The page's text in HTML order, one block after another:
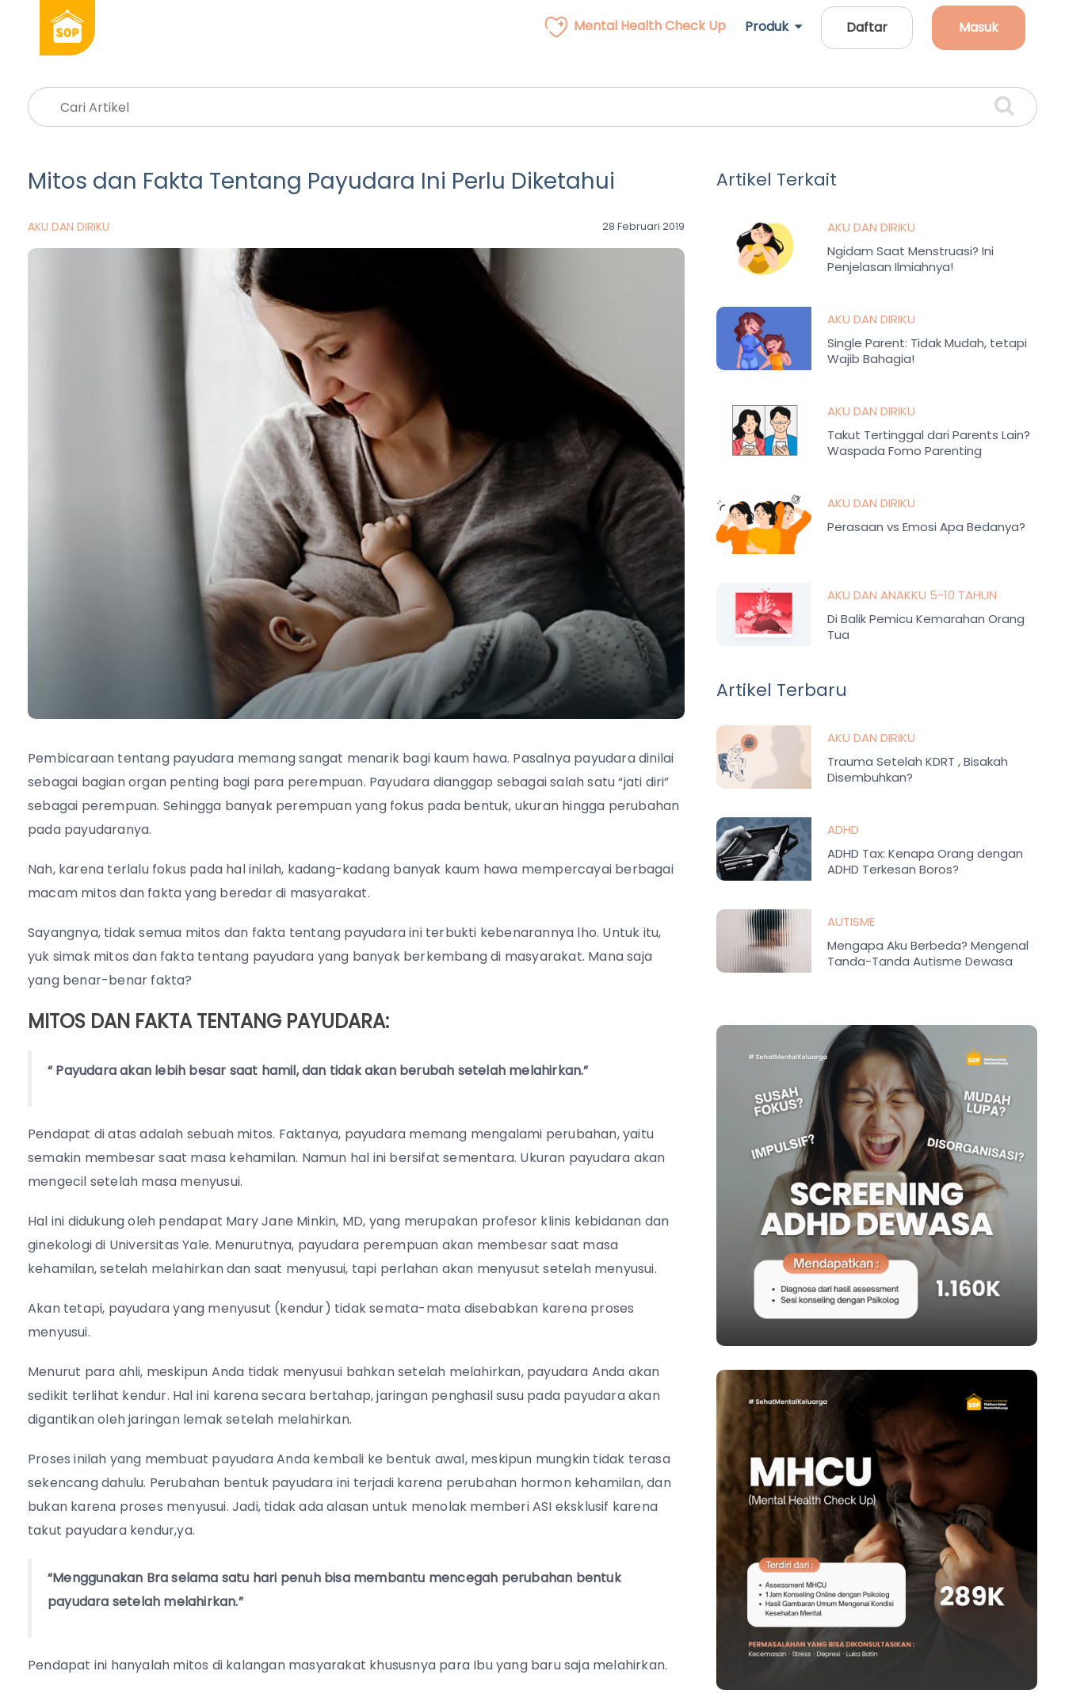
Mental Health Check Up Produk Daftar Masuk
Mitos dan Fakta Tentang Payudara Ini Perlu Diketahui
AKU DAN DIRIKU 28 Februari 2019
Pembicaraan tentang payudara memang sangat menarik bagi kaum hawa. Pasalnya payudara dinilai
sebagai bagian organ penting bagi para perempuan. Payudara dianggap sebagai salah satu “jati diri”
sebagai perempuan. Sehingga banyak perempuan yang fokus pada bentuk, ukuran hingga perubahan
pada payudaranya.
Nah, karena terlalu fokus pada hal inilah, kadang-kadang banyak kaum hawa mempercayai berbagai
macam mitos dan fakta yang beredar di masyarakat.
Sayangnya, tidak semua mitos dan fakta tentang payudara ini terbukti kebenarannya lho. Untuk itu,
yuk simak mitos dan fakta tentang payudara yang banyak berkembang di masyarakat. Mana saja
yang benar-benar fakta?
MITOS DAN FAKTA TENTANG PAYUDARA:
“ Payudara akan lebih besar saat hamil, dan tidak akan berubah setelah melahirkan.”
Pendapat di atas adalah sebuah mitos. Faktanya, payudara memang mengalami perubahan, yaitu
semakin membesar saat masa kehamilan. Namun hal ini bersifat sementara. Ukuran payudara akan
mengecil setelah masa menyusui.
Hal ini didukung oleh pendapat Mary Jane Minkin, MD, yang merupakan profesor klinis kebidanan dan
ginekologi di Universitas Yale. Menurutnya, payudara perempuan akan membesar saat masa
kehamilan, setelah melahirkan dan saat menyusui, tapi perlahan akan menyusut setelah menyusui.
Akan tetapi, payudara yang menyusut (kendur) tidak semata-mata disebabkan karena proses
menyusui.
Menurut para ahli, meskipun Anda tidak menyusui bahkan setelah melahirkan, payudara Anda akan
sedikit terlihat kendur. Hal ini karena secara bertahap, jaringan penghasil susu pada payudara akan
digantikan oleh jaringan lemak setelah melahirkan.
Proses inilah yang membuat payudara Anda kembali ke bentuk awal, meskipun mungkin tidak terasa
sekencang dahulu. Perubahan bentuk payudara ini terjadi karena perubahan hormon kehamilan, dan
bukan karena proses menyusui. Jadi, tidak ada alasan untuk menolak memberi ASI eksklusif karena
takut payudara kendur,ya.
“Menggunakan Bra selama satu hari penuh bisa membantu mencegah perubahan bentuk
payudara setelah melahirkan.”
Pendapat ini hanyalah mitos di kalangan masyarakat khususnya para Ibu yang baru saja melahirkan.
Artikel Terkait
AKU DAN DIRIKU
Ngidam Saat Menstruasi? Ini
Penjelasan Ilmiahnya!
AKU DAN DIRIKU
Single Parent: Tidak Mudah, tetapi
Wajib Bahagia!
AKU DAN DIRIKU
Takut Tertinggal dari Parents Lain?
Waspada Fomo Parenting
AKU DAN DIRIKU
Perasaan vs Emosi Apa Bedanya?
AKU DAN ANAKKU 5-10 TAHUN
Di Balik Pemicu Kemarahan Orang
Tua
Artikel Terbaru
AKU DAN DIRIKU
Trauma Setelah KDRT , Bisakah
Disembuhkan?
ADHD
ADHD Tax: Kenapa Orang dengan
ADHD Terkesan Boros?
AUTISME
Mengapa Aku Berbeda? Mengenal
Tanda-Tanda Autisme Dewasa